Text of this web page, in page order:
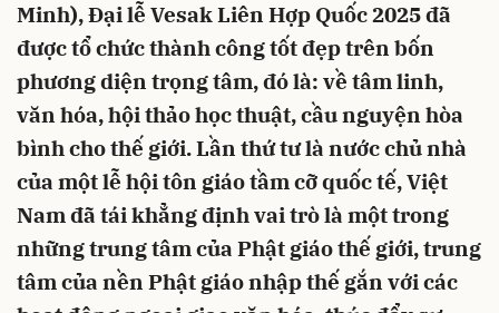
Minh), Đại lễ Vesak Liên Hợp Quốc 2025 đã
được tổ chức thành công tốt đẹp trên bốn
phương diện trọng tâm, đó là: về tâm linh,
văn hóa, hội thảo học thuật, cầu nguyện hòa
bình cho thế giới. Lần thứ tư là nước chủ nhà
của một lễ hội tôn giáo tầm cỡ quốc tế, Việt
Nam đã tái khẳng định vai trò là một trong
những trung tâm của Phật giáo thế giới, trung
tâm của nền Phật giáo nhập thế gắn với các